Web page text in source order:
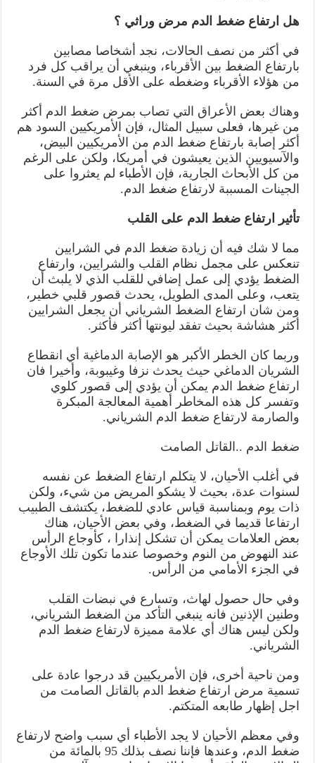
هل ارتفاع ضغط الدم مرض وراثي ؟
في أكثر من نصف الحالات، نجد أشخاصا مصابين
بارتفاع الضغط بين الأقرباء، وينبغي أن يراقب كل فرد
من هؤلاء الأقرباء وضغطه على الأقل مرة في السنة.
وهناك بعض الأعراق التي تصاب بمرض ضغط الدم أكثر
من غيرها، فعلى سبيل المثال، فإن الأمريكيين السود هم
أكثر إصابة بارتفاع ضغط الدم من الأمريكيين البيض،
والآسيويين الذين يعيشون في أمريكا، ولكن على الرغم
من كل الأبحاث الجارية، فإن الأطباء لم يعثروا على
الجينات المسببة لارتفاع ضغط الدم.
تأثير ارتفاع ضغط الدم على القلب
مما لا شك فيه أن زيادة ضغط الدم في الشرايين
تنعكس على مجمل نظام القلب والشرايين، وارتفاع
الضغط يؤدي إلى عمل إضافي للقلب الذي لا يلبث أن
يتعب، وعلى المدى الطويل، يحدث قصور قلبي خطير،
ومن شان ارتفاع الضغط الشرياني أن يجعل الشرايين
أكثر هشاشة بحيث تفقد ليونتها أكثر فأكثر.
وربما كان الخطر الأكبر هو الإصابة الدماغية أي انقطاع
الشريان الدماغي حيث يحدث نزفا وغيبوبة، وأخيرا فان
ارتفاع ضغط الدم يمكن أن يؤدي إلى قصور كلوي
وتفسر كل هذه المخاطر أهمية المعالجة المبكرة
والصارمة لارتفاع ضغط الدم الشرياني.
ضغط الدم ..القاتل الصامت
في أغلب الأحيان، لا يتكلم ارتفاع الضغط عن نفسه
لسنوات عدة، بحيث لا يشكو المريض من شيء، ولكن
ذات يوم وبمناسبة قياس عادي للضغط، يكتشف الطبيب
ارتفاعا قديما في الضغط، وفي بعض الأحيان، هناك
بعض العلامات يمكن أن تشكل إنذارا ، كأوجاع الرأس
عند النهوض من النوم وخصوصا عندما تكون تلك الأوجاع
في الجزء الأمامي من الرأس.
وفي حال حصول لهاث، وتسارع في نبضات القلب
وطنين الإذنين فانه ينبغي التأكد من الضغط الشرياني،
ولكن ليس هناك أي علامة مميزة لارتفاع ضغط الدم
الشرياني.
ومن ناحية أخرى، فإن الأمريكيين قد درجوا عادة على
تسمية مرض ارتفاع ضغط الدم بالقاتل الصامت من
اجل إظهار طابعه المتكتم.
وفي معظم الأحيان لا يجد الأطباء أي سبب واضح لارتفاع
ضغط الدم، وعندها فإننا نصف بذلك 95 بالمائة من